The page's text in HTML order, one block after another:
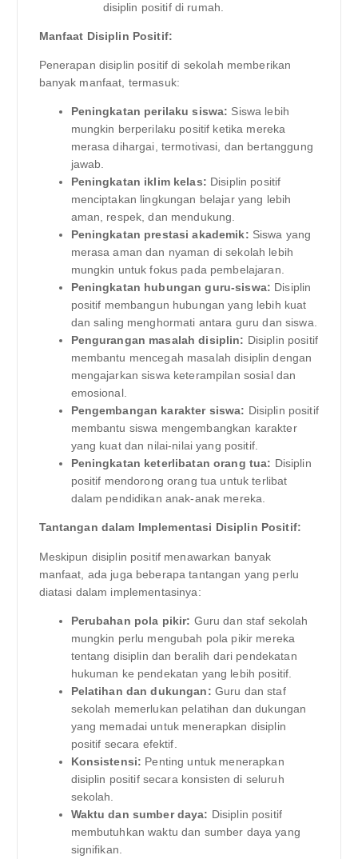
disiplin positif di rumah.
Manfaat Disiplin Positif:
Penerapan disiplin positif di sekolah memberikan
banyak manfaat, termasuk:
Peningkatan perilaku siswa: Siswa lebih
mungkin berperilaku positif ketika mereka
merasa dihargai, termotivasi, dan bertanggung
jawab.
Peningkatan iklim kelas: Disiplin positif
menciptakan lingkungan belajar yang lebih
aman, respek, dan mendukung.
Peningkatan prestasi akademik: Siswa yang
merasa aman dan nyaman di sekolah lebih
mungkin untuk fokus pada pembelajaran.
Peningkatan hubungan guru-siswa: Disiplin
positif membangun hubungan yang lebih kuat
dan saling menghormati antara guru dan siswa.
Pengurangan masalah disiplin: Disiplin positif
membantu mencegah masalah disiplin dengan
mengajarkan siswa keterampilan sosial dan
emosional.
Pengembangan karakter siswa: Disiplin positif
membantu siswa mengembangkan karakter
yang kuat dan nilai-nilai yang positif.
Peningkatan keterlibatan orang tua: Disiplin
positif mendorong orang tua untuk terlibat
dalam pendidikan anak-anak mereka.
Tantangan dalam Implementasi Disiplin Positif:
Meskipun disiplin positif menawarkan banyak
manfaat, ada juga beberapa tantangan yang perlu
diatasi dalam implementasinya:
Perubahan pola pikir: Guru dan staf sekolah
mungkin perlu mengubah pola pikir mereka
tentang disiplin dan beralih dari pendekatan
hukuman ke pendekatan yang lebih positif.
Pelatihan dan dukungan: Guru dan staf
sekolah memerlukan pelatihan dan dukungan
yang memadai untuk menerapkan disiplin
positif secara efektif.
Konsistensi: Penting untuk menerapkan
disiplin positif secara konsisten di seluruh
sekolah.
Waktu dan sumber daya: Disiplin positif
membutuhkan waktu dan sumber daya yang
signifikan.